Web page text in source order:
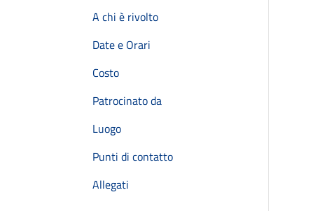
A chi è rivolto
Date e Orari
Costo
Patrocinato da
Luogo
Punti di contatto
Allegati